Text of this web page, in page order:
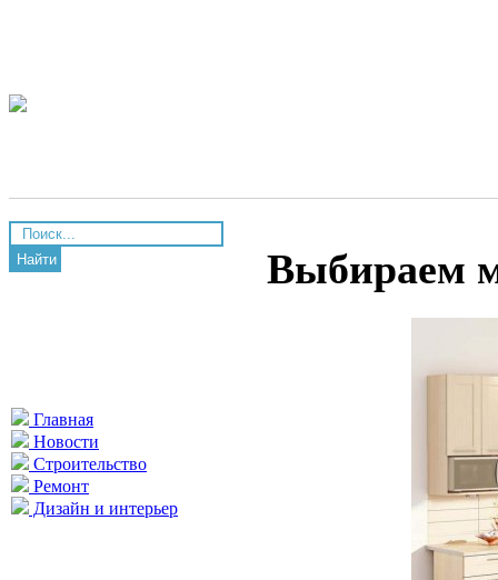
Найти
Главная
Новости
Строительство
Ремонт
Дизайн и интерьер
Выбираем